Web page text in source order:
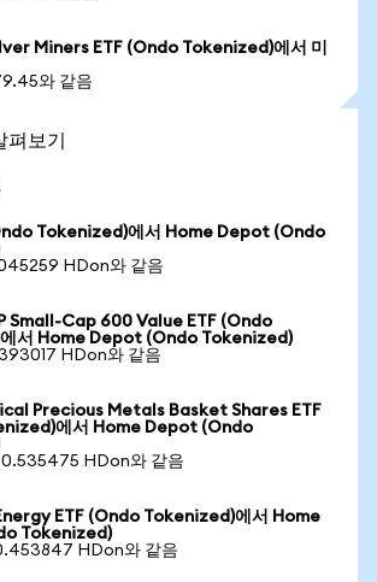
Miners ETF (Ondo Tokenized)에서 미
와 같음
펴보기
Tokenized)에서 Home Depot (Ondo
HDon와 같음
Small-Cap 600 Value ETF (Ondo
서 Home Depot (Ondo Tokenized)
HDon와 같음
Precious Metals Basket Shares ETF
에서 Home Depot (Ondo
0.535475 HDon와 같음
ETF (Ondo Tokenized)에서 Home
Tokenized)
HDon와 같음